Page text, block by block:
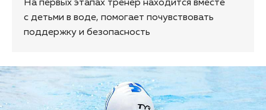
На первых этапах тренер находится вместе
с детьми в воде, помогает почувствовать
поддержку и безопасность